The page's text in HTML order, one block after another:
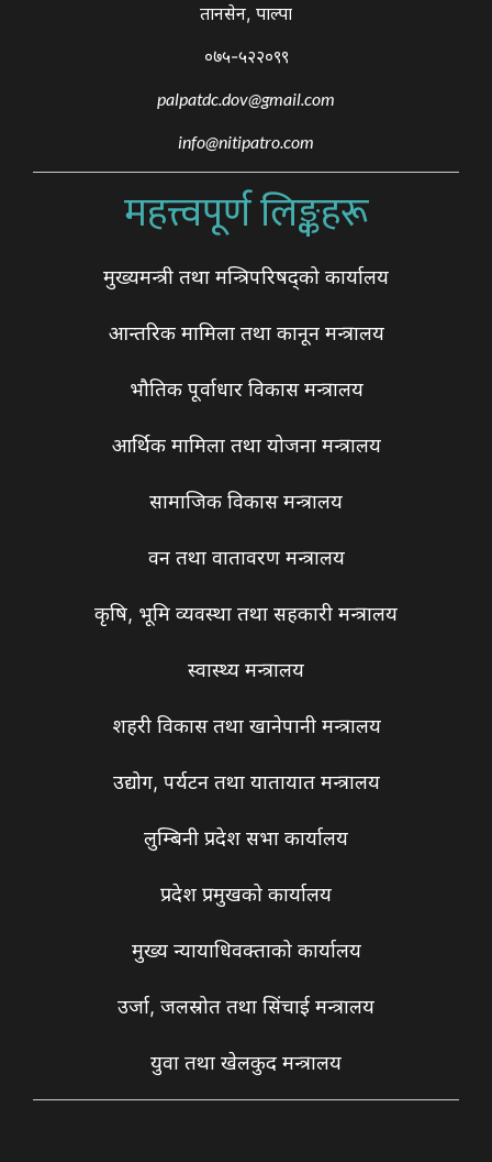
तानसेन, पाल्पा
०७५-५२२०९९
palpatdc.dov@gmail.com
info@nitipatro.com
महत्त्वपूर्ण लिङ्कहरू
मुख्यमन्त्री तथा मन्त्रिपरिषद्को कार्यालय
आन्तरिक मामिला तथा कानून मन्त्रालय
भौतिक पूर्वाधार विकास मन्त्रालय
आर्थिक मामिला तथा योजना मन्त्रालय
सामाजिक विकास मन्त्रालय
वन तथा वातावरण मन्त्रालय
कृषि, भूमि व्यवस्था तथा सहकारी मन्त्रालय
स्वास्थ्य मन्त्रालय
शहरी विकास तथा खानेपानी मन्त्रालय
उद्योग, पर्यटन तथा यातायात मन्त्रालय
लुम्बिनी प्रदेश सभा कार्यालय
प्रदेश प्रमुखको कार्यालय
मुख्य न्यायाधिवक्ताको कार्यालय
उर्जा, जलस्रोत तथा सिंचाई मन्त्रालय
युवा तथा खेलकुद मन्त्रालय